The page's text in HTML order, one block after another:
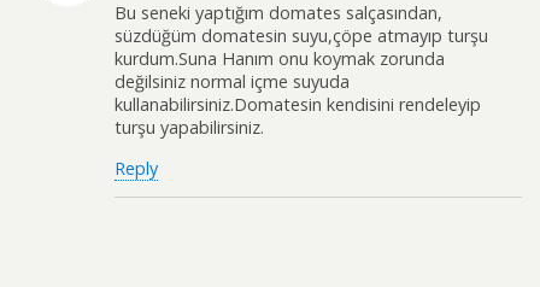
Bu seneki yaptığım domates salçasından,
süzdüğüm domatesin suyu,çöpe atmayıp turşu
kurdum.Suna Hanım onu koymak zorunda
değilsiniz normal içme suyuda
kullanabilirsiniz.Domatesin kendisini rendeleyip
turşu yapabilirsiniz.
Reply